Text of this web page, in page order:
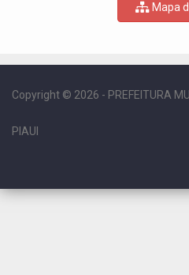
Mapa
Copyright © 2026 - PREFEITURA
PIAUI